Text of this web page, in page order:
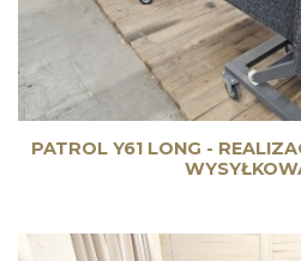
PATROL Y61 LONG -